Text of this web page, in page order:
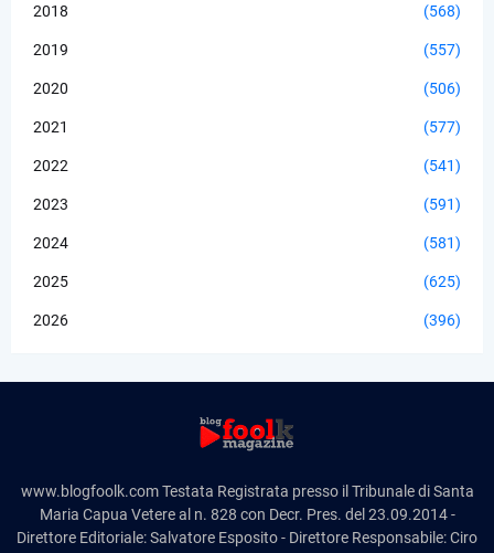
2018 (568)
2019 (557)
2020 (506)
2021 (577)
2022 (541)
2023 (591)
2024 (581)
2025 (625)
2026 (396)
www.blogfoolk.com Testata Registrata presso il Tribunale di Santa
Maria Capua Vetere al n. 828 con Decr. Pres. del 23.09.2014 -
Direttore Editoriale: Salvatore Esposito - Direttore Responsabile: Ciro